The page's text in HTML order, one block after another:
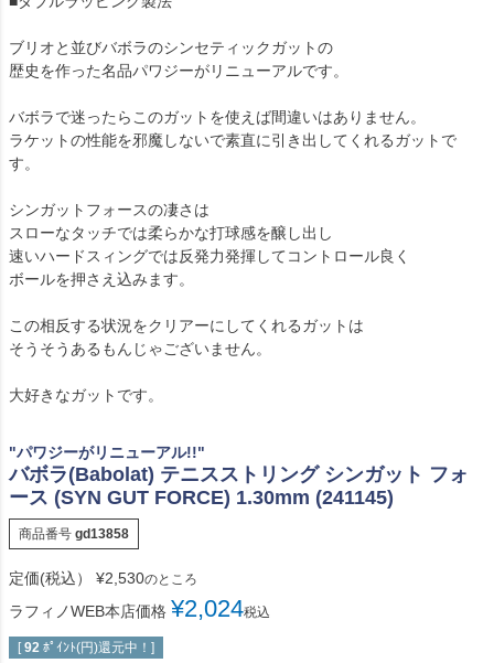
ブリオと並びバボラのシンセティックガットの
歴史を作った名品パワジーがリニューアルです。
バボラで迷ったらこのガットを使えば間違いはありません。
ラケットの性能を邪魔しないで素直に引き出してくれるガットで
す。
シンガットフォースの凄さは
スローなタッチでは柔らかな打球感を醸し出し
速いハードスィングでは反発力発揮してコントロール良く
ボールを押さえ込みます。
この相反する状況をクリアーにしてくれるガットは
そうそうあるもんじゃございません。
大好きなガットです。
"パワジーがリニューアル!!"
バボラ(Babolat) テニスストリング シンガット フォ
ース (SYN GUT FORCE) 1.30mm (241145)
商品番号 gd13858
定価(税込） ¥2,530のところ
ラフィノWEB本店価格 ¥2,024税込
[ 92 ﾎﾟｲﾝﾄ(円)還元中！]